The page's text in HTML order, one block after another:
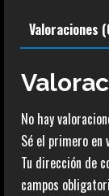
Valoraciones
No hay
Sé el primero en
Tu dirección de
campos